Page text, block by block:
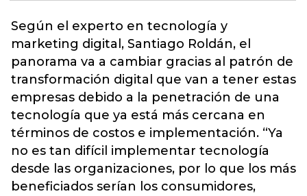
Según el experto en tecnología y
marketing digital, Santiago Roldán, el
panorama va a cambiar gracias al
patrón de
transformación digita l que van a tener estas
empresas debido a la penetración de una
tecnología que ya está más cercana en
términos de costos e implementación. “Ya
no es tan difícil implementar tecnología
desde las organizaciones, por lo que los más
beneficiados serían los consumidores,